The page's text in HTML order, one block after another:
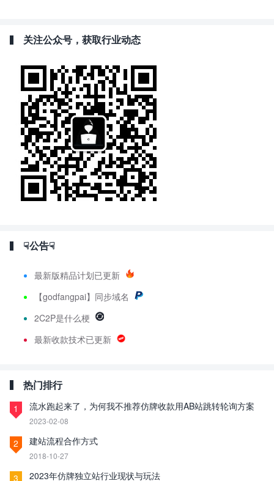
关注公众号，获取行业动态
☟公告☟
最新版精品计划已更新
【godfangpai】同步域名
2C2P是什么梗
最新收款技术已更新
热门排行
1 流水跑起来了，为何我不推荐仿牌收款用AB站跳转轮询方案
2023-02-08
2 建站流程合作方式
2018-10-27
3 2023年仿牌独立站行业现状与玩法